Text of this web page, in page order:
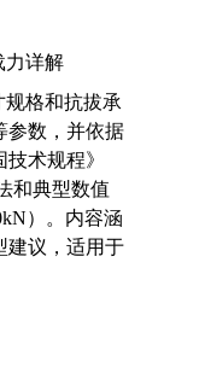
力详解
格和抗拔承
参数，并依据
术规程》
和典型数值
）。内容涵
建议，适用于